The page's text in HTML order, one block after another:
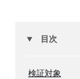
目次
検証対象